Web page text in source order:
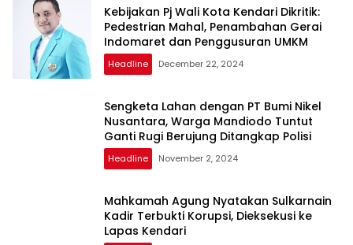
Kebijakan Pj Wali Kota Kendari Dikritik:
Pedestrian Mahal, Penambahan Gerai
Indomaret dan Penggusuran UMKM
Headline December 22, 2024
Sengketa Lahan dengan PT Bumi Nikel
Nusantara, Warga Mandiodo Tuntut
Ganti Rugi Berujung Ditangkap Polisi
Headline November 2, 2024
Mahkamah Agung Nyatakan Sulkarnain
Kadir Terbukti Korupsi, Dieksekusi ke
Lapas Kendari